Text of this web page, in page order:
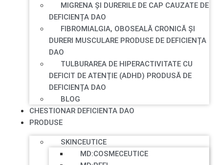
MIGRENA ȘI DURERILE DE CAP CAUZATE DE
DEFICIENȚA DAO
FIBROMIALGIA, OBOSEALĂ CRONICĂ ȘI
DURERI MUSCULARE PRODUSE DE DEFICIENȚA
DAO
TULBURAREA DE HIPERACTIVITATE CU
DEFICIT DE ATENȚIE (ADHD) PRODUSĂ DE
DEFICIENȚA DAO
BLOG
CHESTIONAR DEFICIENTA DAO
PRODUSE
SKINCEUTICE
MD:COSMECEUTICE